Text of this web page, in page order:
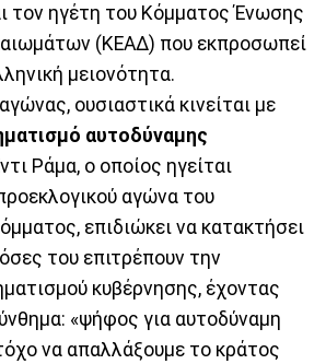
τον ηγέτη του Κόμματος Ένωσης
(ΚΕΑΔ) που εκπροσωπεί
μειονότητα.
ουσιαστικά κινείται με
αυτοδύναμης
Ράμα, ο οποίος ηγείται
αγώνα του
επιδιώκει να κατακτήσει
του επιτρέπουν την
κυβέρνησης, έχοντας
«ψήφος για αυτοδύναμη
να απαλλάξουμε το κράτος